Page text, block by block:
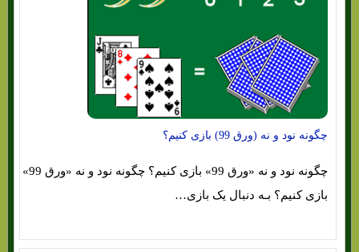
چگونه نود و نه (ورق 99) بازی کنیم؟
چگونه نود و نه «ورق 99» بازی کنیم؟ چگونه نود و نه «ورق 99»
بازی کنیم؟ بـه دنبال یک بازی…